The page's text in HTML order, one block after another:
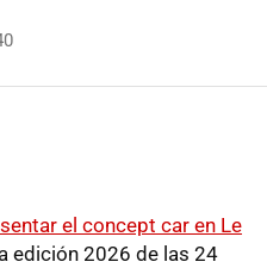
el concept car en Le
edición 2026 de las 24